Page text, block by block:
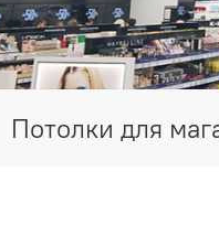
Потолки для